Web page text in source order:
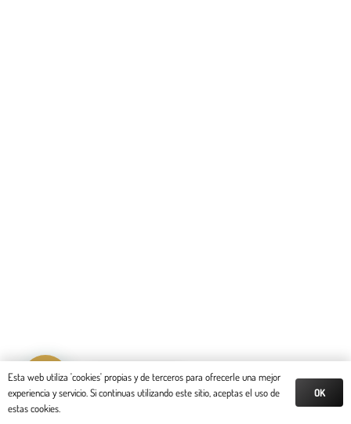
Reserva tu cita
Esta web utiliza 'cookies' propias y de terceros para ofrecerle una mejor
experiencia y servicio. Si continuas utilizando este sitio, aceptas el uso de
estas cookies.
OK